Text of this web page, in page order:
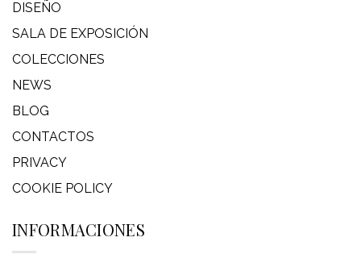
DISEÑO
SALA DE EXPOSICIÓN
COLECCIONES
NEWS
BLOG
CONTACTOS
PRIVACY
COOKIE POLICY
INFORMACIONES